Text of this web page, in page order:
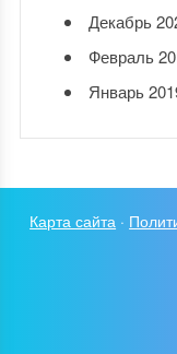
Декабрь
Февраль
Январь
Карта сайта ·